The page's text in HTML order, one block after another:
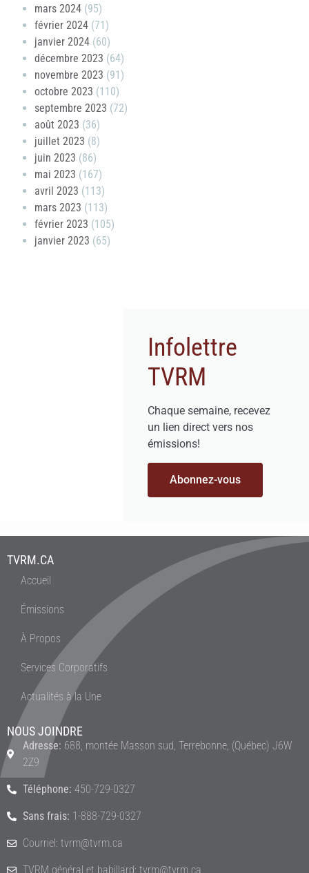
mars 2024 (95)
février 2024 (71)
janvier 2024 (60)
décembre 2023 (64)
novembre 2023 (91)
octobre 2023 (110)
septembre 2023 (72)
août 2023 (36)
juillet 2023 (8)
juin 2023 (86)
mai 2023 (167)
avril 2023 (113)
mars 2023 (113)
février 2023 (105)
janvier 2023 (65)
Infolettre
TVRM
Chaque semaine, recevez
un lien direct vers nos
émissions!
Abonnez-vous
TVRM.CA
Accueil
Émissions
À Propos
Services Corporatifs
Actualités à la Une
NOUS JOINDRE
Adresse: 688, montée Masson sud, Terrebonne, (Québec) J6W
2Z9
Téléphone: 450-729-0327
Sans frais: 1-888-729-0327
Courriel: tvrm@tvrm.ca
TVRM général et babillard: tvrm@tvrm.ca